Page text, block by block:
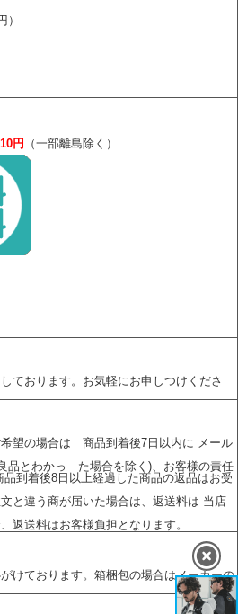
）
円 （一部離島除く）
ております。お気軽にお申しつけくださ
望の場合は 商品到着後7日以内に メール
品とわかっ た場合を除く)、お客様の責任
到着後8日以上経過した商品の返品はお受
と違う商が届いた場合は、返送料は 当店
返送料はお客様負担となります。
けております。箱梱包の場合はメーカーの